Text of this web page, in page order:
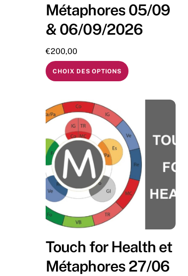
Métaphores 05/09
& 06/09/2026
€200,00
CHOIX DES OPTIONS
Touch for Health et
Métaphores 27/06